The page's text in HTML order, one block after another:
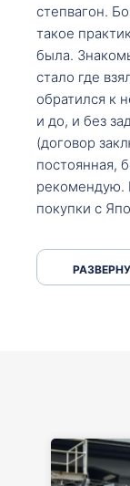
степвагон.
такое
была.
стало где
обратился к
и до, и без
(договор
постоянная,
рекомендую.
покупки с
что
приехал за